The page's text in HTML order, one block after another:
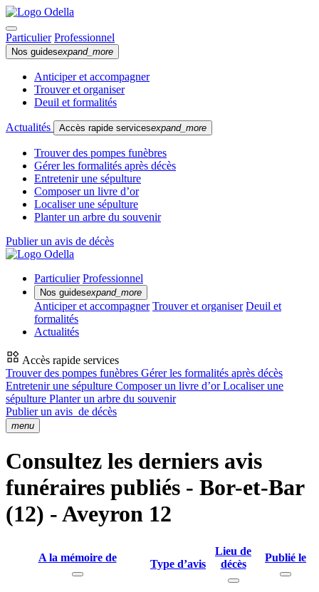
Particulier Professionnel
Nos guidesexpand_more
Anticiper et accompagner
Trouver et organiser
Deuil et formalités
Actualités Accès rapide servicesexpand_more
Trouver des pompes funèbres
Gérer les formalités après décès
Entretenir une sépulture
Composer un livre d’or
Localiser une sépulture
Planter un arbre du souvenir
Publier un avis de décès
Particulier Professionnel
Nos guidesexpand_more
Anticiper et accompagner Trouver et organiser Deuil et
formalités
Actualités
Accès rapide services
Trouver des pompes funèbres Gérer les formalités après décès
Entretenir une sépulture Composer un livre d’orLocaliser une
sépulture Planter un arbre du souvenir
Publier un avis de décès
menu
Consultez les derniers avis
funéraires publiés - Bor-et-Bar
(12) - Aveyron 12
A la mémoire de
Type d’avis
Lieu de
décès
Publié le